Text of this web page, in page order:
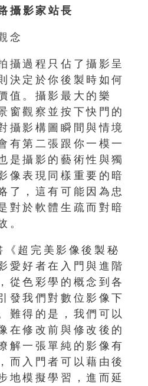
攝影家站長
念
攝過程只佔了攝影呈
決定於你後製時如何
值。攝影最大的樂
窗觀察並按下快門的
攝影構圖瞬間與情境
有第二張跟你一模一
是攝影的藝術性與獨
像表現同樣重要的暗
了，這有可能因為忠
對於軟體生疏而對暗
。
超完美影像後製秘
愛好者在入門與進階
從色彩學的概念到各
發我們對數位影像下
難得的是，我們可以
在修改前與修改後的
解一張單純的影像有
而入門者可以藉由後
地模擬學習，進而延